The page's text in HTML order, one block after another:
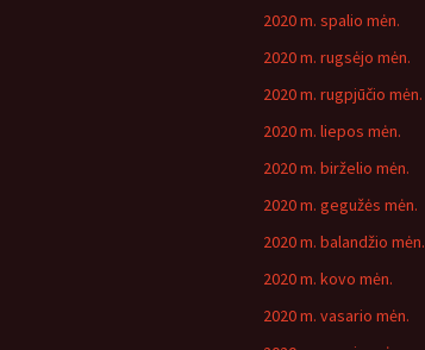
2020 m. spalio mėn.
2020 m. rugsėjo mėn.
2020 m. rugpjūčio mėn.
2020 m. liepos mėn.
2020 m. birželio mėn.
2020 m. gegužės mėn.
2020 m. balandžio mėn.
2020 m. kovo mėn.
2020 m. vasario mėn.